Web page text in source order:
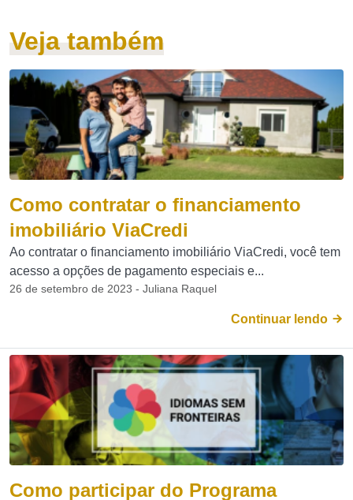
Veja também
Como contratar o financiamento
imobiliário ViaCredi
Ao contratar o financiamento imobiliário ViaCredi, você tem
acesso a opções de pagamento especiais e...
26 de setembro de 2023 - Juliana Raquel
Continuar lendo
Como participar do Programa